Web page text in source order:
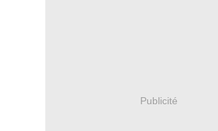
Publicité